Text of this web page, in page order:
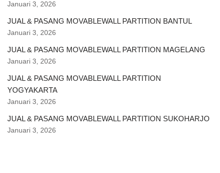
Januari 3, 2026
JUAL & PASANG MOVABLEWALL PARTITION BANTUL
Januari 3, 2026
JUAL & PASANG MOVABLEWALL PARTITION MAGELANG
Januari 3, 2026
JUAL & PASANG MOVABLEWALL PARTITION
YOGYAKARTA
Januari 3, 2026
JUAL & PASANG MOVABLEWALL PARTITION SUKOHARJO
Januari 3, 2026